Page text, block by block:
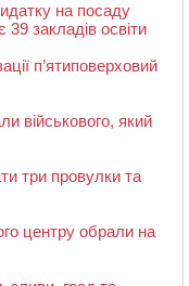
на посаду
закладів освіти
п’ятиповерховий
військового, який
три провулки та
центру обрали на